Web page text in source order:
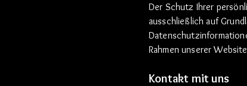
Der Schutz Ihrer
ausschließlich auf
Rahmen unserer
Kontakt mit uns